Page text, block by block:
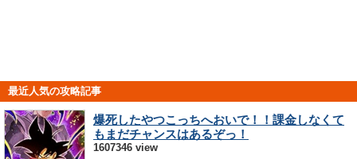
最近人気の攻略記事
爆死したやつこっちへおいで！！課金しなくて
もまだチャンスはあるぞっ！
1607346 view